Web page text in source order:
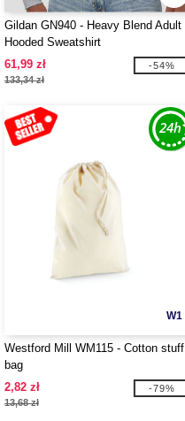
Gildan GN940 - Heavy Blend Adult
Hooded Sweatshirt
61,99 zł
133,34 zł
-54%
W1
Westford Mill WM115 - Cotton stuff
bag
2,82 zł
13,68 zł
-79%